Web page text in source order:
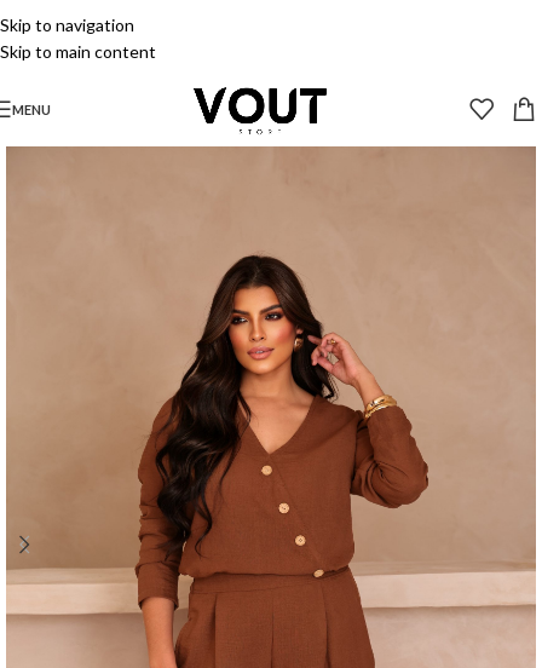
Skip to navigation
Skip to main content
MENU